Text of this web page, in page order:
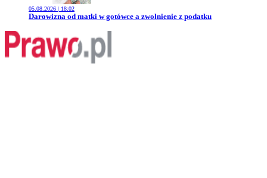
05.08.2026 | 18:02
Przejdź do artykułu:
Darowizna od matki w gotówce a zwolnienie z podatku